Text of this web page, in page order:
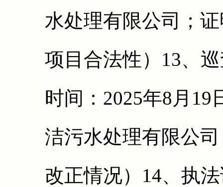
水处理有限公司；
项目合法性）13、
时间：2025年8月
洁污水处理有限公
改正情况）14、执